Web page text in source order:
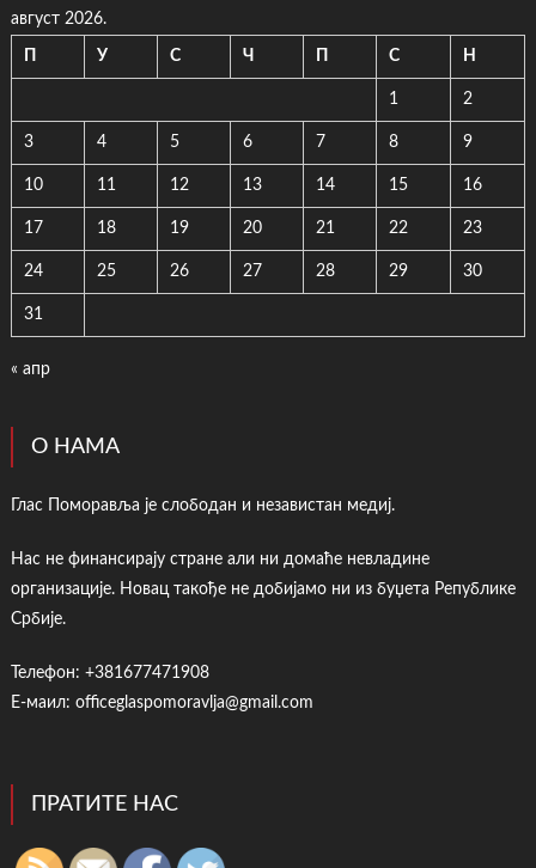
август 2026.
У С Ч С Н
1 2
3 4 5 6 7 8 9
10 11 12 13 14 15 16
17 18 19 20 21 22 23
24 25 26 27 28 29 30
31
« апр
О НАМА
Глас Поморавља је слободан и независтан медиј.
Нас не финансирају стране али ни домаће невладине
организације. Новац такође не добијамо ни из буџета Републике
Србије.
Телефон: +381677471908
Е-маил: officeglaspomoravlja@gmail.com
ПРАТИТЕ НАС